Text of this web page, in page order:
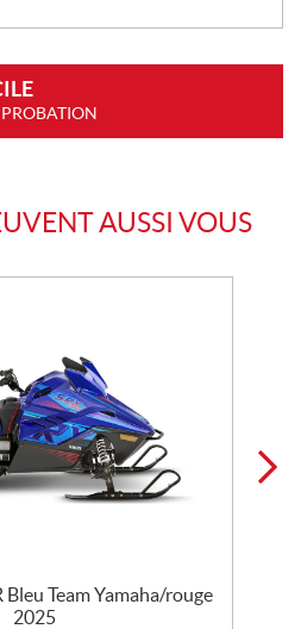
AUSSI VOUS
Bleu Team Yamaha/rouge
2025